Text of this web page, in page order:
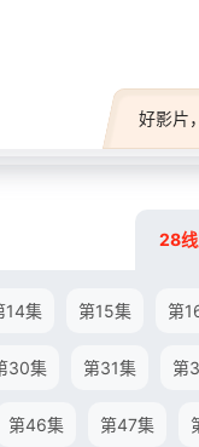
好影片
28
14集 第15集 第
30集 第31集 第
第46集 第47集